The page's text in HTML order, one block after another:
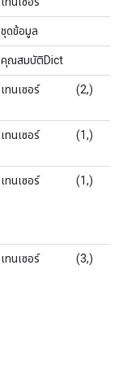
ชุดข้อมูล
คุณสมบัติDict
เทนเซอร์ (2,)
เทนเซอร์ (1,)
เทนเซอร์ (1,)
เทนเซอร์ (3,)